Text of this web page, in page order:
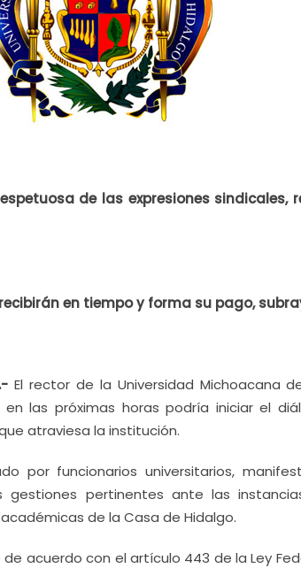
de las expresiones sindicales,
en tiempo y forma su pago,
El rector de la Universidad Michoacana
en las próximas horas podría iniciar el
atraviesa la institución.
por funcionarios universitarios,
pertinentes ante las
de la Casa de Hidalgo.
acuerdo con el artículo 443 de la Ley